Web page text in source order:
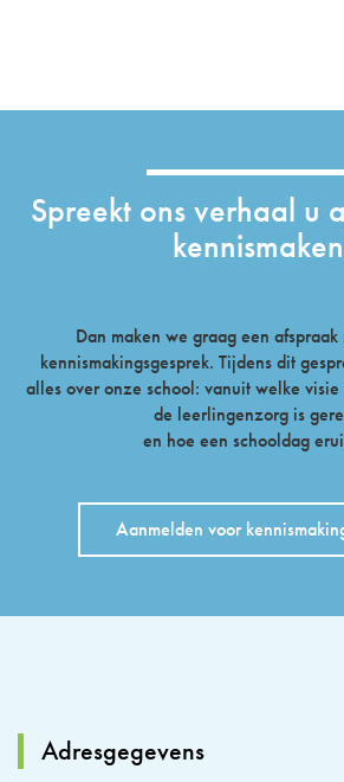
Spreekt ons verhaal u
Dan maken we graag een
kennismakingsgesprek. Tijdens dit
alles over onze school: vanuit welke
de leerlingenzorg is
en hoe een schooldag
Aanmelden voor
Adresgegevens